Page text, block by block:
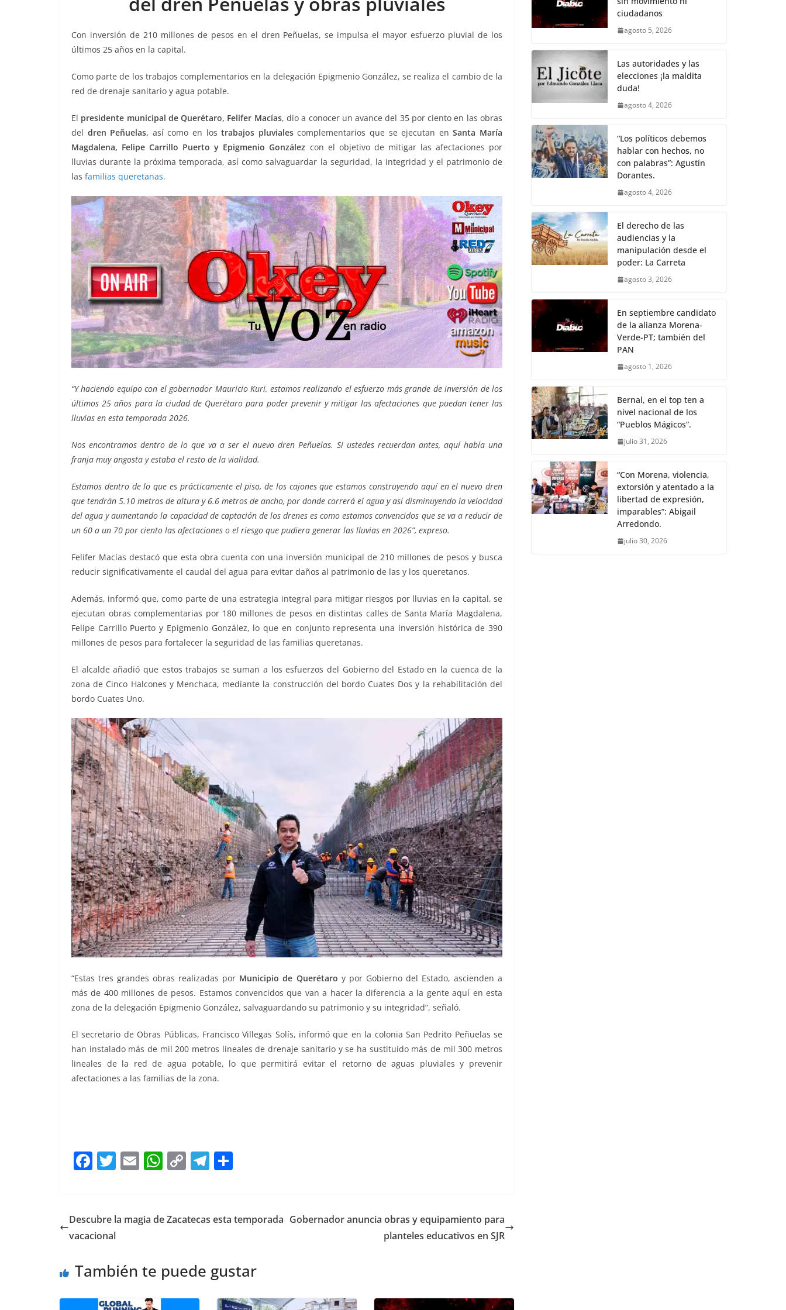
o
k
p
p
n
k
m
Con inversión de 210 millones de pesos en el dren Peñuelas, se impulsa el mayor esfuerzo pluvial de los
últimos 25 años en la capital.
Como parte de los trabajos complementarios en la delegación Epigmenio González, se realiza el cambio de la
red de drenaje sanitario y agua potable.
El presidente municipal de Querétaro, Felifer Macías, dio a conocer un avance del 35 por ciento en las obras
del dren Peñuelas, así como en los trabajos pluvialescomplementarios que se ejecutan enSanta María
Magdalena, Felipe Carrillo Puerto y Epigmenio González con el objetivo de mitigar las afectaciones por
lluvias durante la próxima temporada, así como salvaguardar la seguridad, la integridad y el patrimonio de
las familias queretanas.
“Y haciendo equipo con el gobernador Mauricio Kuri, estamos realizando el esfuerzo más grande de inversión de los
últimos 25 años para la ciudad de Querétaro para poder prevenir y mitigar las afectaciones que puedan tener las
lluvias en esta temporada 2026.
Nos encontramos dentro de lo que va a ser el nuevo dren Peñuelas. Si ustedes recuerdan antes, aquí había una
franja muy angosta y estaba el resto de la vialidad.
Estamos dentro de lo que es prácticamente el piso, de los cajones que estamos construyendo aquí en el nuevo dren
que tendrán 5.10 metros de altura y 6.6 metros de ancho, por donde correrá el agua y así disminuyendo la velocidad
del agua y aumentando la capacidad de captación de los drenes es como estamos convencidos que se va a reducir de
un 60 a un 70 por ciento las afectaciones o el riesgo que pudiera generar las lluvias en 2026”, expreso.
Felifer Macías destacó que esta obra cuenta con una inversión municipal de 210 millones de pesos y busca
reducir significativamente el caudal del agua para evitar daños al patrimonio de las y los queretanos.
Además, informó que, como parte de una estrategia integral para mitigar riesgos por lluvias en la capital, se
ejecutan obras complementarias por 180 millones de pesos en distintas calles de Santa María Magdalena,
Felipe Carrillo Puerto y Epigmenio González, lo que en conjunto representa una inversión histórica de 390
millones de pesos para fortalecer la seguridad de las familias queretanas.
El alcalde añadió que estos trabajos se suman a los esfuerzos del Gobierno del Estado en la cuenca de la
zona de Cinco Halcones y Menchaca, mediante la construcción del bordo Cuates Dos y la rehabilitación del
bordo Cuates Uno.
“Estas tres grandes obras realizadas por Municipio de Querétaro y por Gobierno del Estado, ascienden a
más de 400 millones de pesos. Estamos convencidos que van a hacer la diferencia a la gente aquí en esta
zona de la delegación Epigmenio González, salvaguardando su patrimonio y su integridad”, señaló.
El secretario de Obras Públicas, Francisco Villegas Solís, informó que en la colonia San Pedrito Peñuelas se
han instalado más de mil 200 metros lineales de drenaje sanitario y se ha sustituido más de mil 300 metros
lineales de la red de agua potable, lo que permitirá evitar el retorno de aguas pluviales y prevenir
afectaciones a las familias de la zona.
F
e
b
o
k
T
er
E
l
W
s
p
C
y
k
T
gr e
Descubre la magia de Zacatecas esta temporada
vacacional
Gobernador anuncia obras y equipamiento para
planteles educativos en SJR
También te puede gustar
b
o
o
k
A
p
Li
n
a
ciudadanos
agosto 5, 2026
Las autoridades y las
elecciones ¡la maldita
duda!
agosto 4, 2026
“Los políticos debemos
hablar con hechos, no
con palabras”: Agustín
Dorantes.
agosto 4, 2026
El derecho de las
audiencias y la
manipulación desde el
poder: La Carreta
agosto 3, 2026
En septiembre candidato
de la alianza Morena-
Verde-PT; también del
PAN
agosto 1, 2026
Bernal, en el top ten a
nivel nacional de los
“Pueblos Mágicos”.
julio 31, 2026
“Con Morena, violencia,
extorsión y atentado a la
libertad de expresión,
imparables”: Abigail
Arredondo.
julio 30, 2026